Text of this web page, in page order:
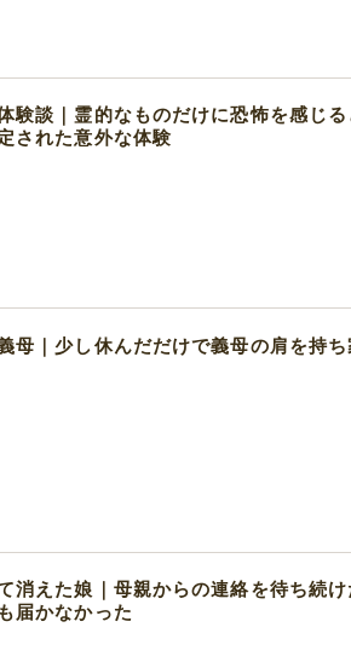
験談｜霊的なものだけに恐怖を感じ
された意外な体験
母｜少し休んだだけで義母の肩を持
消えた娘｜母親からの連絡を待ち続
届かなかった